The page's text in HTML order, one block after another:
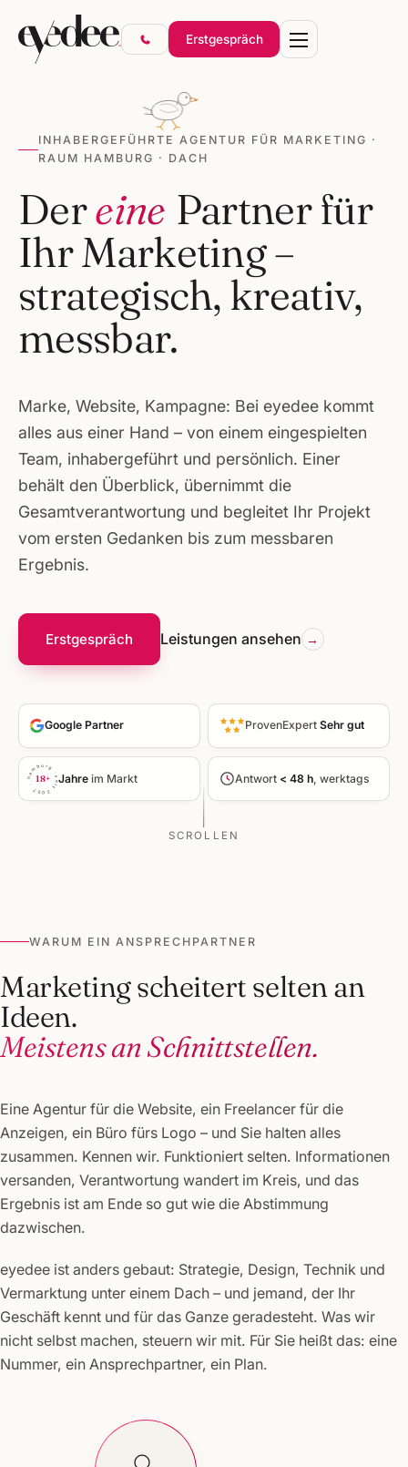
Erstgespräch
Websites & Shops
Online-Marketing
SEO & KI-Sichtbarkeit
Gründerpakete
INHABERGEFÜHRTE AGENTUR FÜR MARKETING ·
RAUM HAMBURG · DACH
Dereine Partner für
Ihr Marketing –
strategisch, kreativ,
messbar.
Marke, Website, Kampagne: Bei eyedee kommt
alles aus einer Hand – von einem eingespielten
Team, inhabergeführt und persönlich. Einer
behält den Überblick, übernimmt die
Gesamtverantwortung und begleitet Ihr Projekt
vom ersten Gedanken bis zum messbaren
Ergebnis.
Erstgespräch Leistungen ansehen
Google Partner ProvenExpert Sehr gut
seit 2007 · hamburg ·
18+ Jahreim Markt Antwort < 48 h, werktags
SCROLLEN
WARUM EIN ANSPRECHPARTNER
Marketing scheitert selten an
Ideen.
Meistens an Schnittstellen.
Eine Agentur für die Website, ein Freelancer für die
Anzeigen, ein Büro fürs Logo – und Sie halten alles
zusammen. Kennen wir. Funktioniert selten. Informationen
versanden, Verantwortung wandert im Kreis, und das
Ergebnis ist am Ende so gut wie die Abstimmung
dazwischen.
eyedee ist anders gebaut: Strategie, Design, Technik und
Vermarktung unter einem Dach – und jemand, der Ihr
Geschäft kennt und für das Ganze geradesteht. Was wir
nicht selbst machen, steuern wir mit. Für Sie heißt das: eine
Nummer, ein Ansprechpartner, ein Plan.